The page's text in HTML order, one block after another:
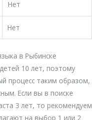
Нет
Нет
в Рыбинске
10 лет, поэтому
процесс таким образом,
Если вы в поиске
3 лет, то рекомендуем
на выбор 1 или 2